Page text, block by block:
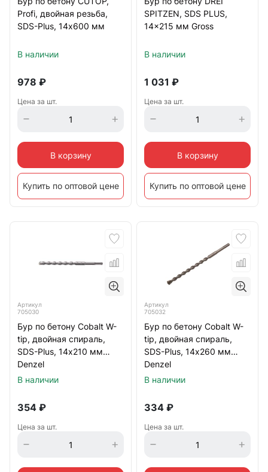
Profi, двойная резьба,
SDS-Plus, 14х600 мм
В наличии
978 ₽
Цена за шт.
В корзину
Купить по оптовой цене
SPITZEN, SDS PLUS,
14x215 мм Gross
В наличии
1 031 ₽
Цена за шт.
В корзину
Купить по оптовой цене
Артикул
705030
Бур по бетону Cobalt W-
tip, двойная спираль,
SDS-Plus, 14х210 мм
Denzel
В наличии
354 ₽
Цена за шт.
Артикул
705032
Бур по бетону Cobalt W-
tip, двойная спираль,
SDS-Plus, 14х260 мм
Denzel
В наличии
334 ₽
Цена за шт.